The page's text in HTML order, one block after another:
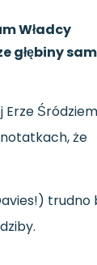
Władcy
głębiny
że
trudno